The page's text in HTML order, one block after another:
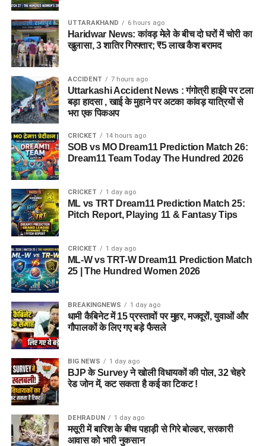
छंटनी किए गए कर्मचारियों को दोबारा अवसर देने का प्रावधान।
वन विकास निगम की सेवा नियमावली में संशोधन, स्केलर पद के
लिए 100 अंकों की परीक्षा होगी।
ईको टूरिज्म को बढ़ावा देने के लिए जड़ी-बूटियों से जुड़ी
उच्चाधिकार प्राप्त समिति में संशोधन किया जा सकेगा।
UTTARAKHAND 6 hours ago
Haridwar News: कांवड़ मेले के बीच दो घरों में चोरी का
खुलासा, 3 शातिर गिरफ्तार; ₹5 लाख कैश बरामद
ACCIDENT 7 hours ago
Uttarkashi Accident News : गंगोत्री हाईवे पर टला
बड़ा हादसा , खाई के मुहाने पर अटका कांवड़ यात्रियों से
भरा एक पिकअप
CRICKET 14 hours ago
SOB vs MO Dream11 Prediction Match 26:
Dream11 Team Today The Hundred 2026
CRICKET 1 day ago
ML vs TRT Dream11 Prediction Match 25:
Pitch Report, Playing 11 & Fantasy Tips
CRICKET 1 day ago
ML-W vs TRT-W Dream11 Prediction Match
25 | The Hundred Women 2026
BREAKINGNEWS 1 day ago
धामी कैबिनेट में 15 प्रस्तावों पर मुहर, मजदूरों, युवाओं और
गौपालकों के लिए गए बड़े फैसले
BIG NEWS 1 day ago
BJP के Survey ने खोली विधायकों की पोल, 32 चेहरे
रेड जोन में, कट सकता है कई का टिकट !
DEHRADUN 1 day ago
मसूरी में बारिश के बीच पहाड़ी से गिरे बोल्डर, सरकारी
आवास को भारी नुकसान